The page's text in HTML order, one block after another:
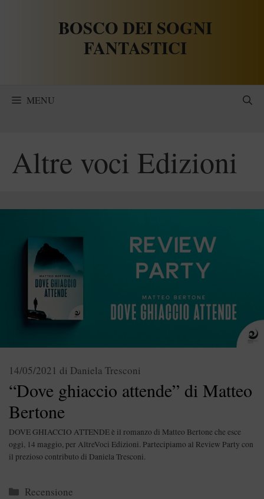
BOSCO DEI SOGNI
FANTASTICI
MENU
Altre voci Edizioni
“Dove ghiaccio attende” di Matteo
Bertone
14/05/2021 di Daniela Tresconi
DOVE GHIACCIO ATTENDE è il romanzo di Matteo Bertone che esce
oggi, 14 maggio, per AltreVoci Edizioni. Partecipiamo al Review Party con
il prezioso contributo di Daniela Tresconi.
Categorie
Recensione